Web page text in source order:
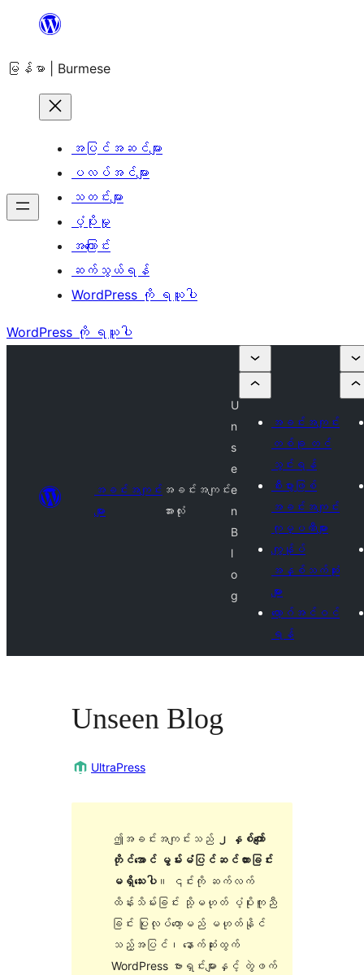
အကြောင်းအရာ
ကျော်သွား
မြန်မာ | Burmese
အပြင်အဆင်များ
ပလပ်အင်များ
သတင်းများ
ပံ့ပိုးမှု
အကြောင်း
ဆက်သွယ်ရန်
WordPress ကို ရယူပါ
WordPress ကို ရယူပါ
အခင်းအကျင်း
များ
အခင်းအကျင်း
အားလုံး
U
n
s
e
e
n
B
l
o
g
အခင်းအကျင်း
တစ်ခု တင်
သွင်းရန်
စီးပွားဖြစ်
အခင်းအကျင်း
ကုမ္ပဏီများ
ကျွန်ုပ်
အနှစ်သက်ဆုံး
များ
လော့ဂ်အင်ဝင်
ရန်
Unseen Blog
UltraPress
ဤအခင်းအကျင်းသည်
၂ နှစ်ကျော်
တိုင်အောင် မွမ်းမံပြင်ဆင်ထားခြင်း
မရှိသေးပါ။ ၎င်းကို ဆက်လက်
ထိန်းသိမ်းခြင်း သို့မဟုတ် ပံ့ပိုးကူညီ
ခြင်း ပြုလုပ်တော့မည် မဟုတ်နိုင်
သည့်အပြင်၊ နောက်ဆုံးထွက်
WordPress ဗားရှင်းများနှင့် တွဲဖက်